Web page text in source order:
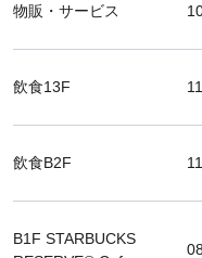
物販・サービス
飲食13F
飲食B2F
B1F STARBUCKS